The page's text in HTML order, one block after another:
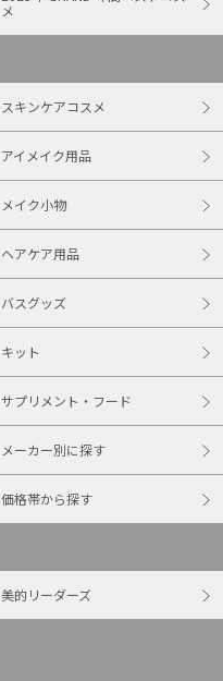
メ
スキンケアコスメ
アイメイク用品
メイク小物
ヘアケア用品
バスグッズ
キット
サプリメント・フード
メーカー別に探す
価格帯から探す
美的リーダーズ